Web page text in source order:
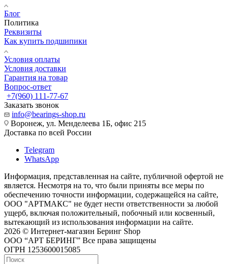
Блог
Политика
Реквизиты
Как купить подшипики
Условия оплаты
Условия доставки
Гарантия на товар
Вопрос-ответ
+7(960) 111-77-67
Заказать звонок
info@bearings-shop.ru
Воронеж, ул. Менделеева 1Б, офис 215
Доставка по всей России
Telegram
WhatsApp
Информация, представленная на сайте, публичной офертой не
является. Несмотря на то, что были приняты все меры по
обеспечению точности информации, содержащейся на сайте,
ООО "АРТМАКС" не будет нести ответственности за любой
ущерб, включая положительный, побочный или косвенный,
вытекающий из использования информации на сайте.
2026 © Интернет-магазин Беринг Shop
ООО “АРТ БЕРИНГ” Все права защищены
ОГРН 1253600015085